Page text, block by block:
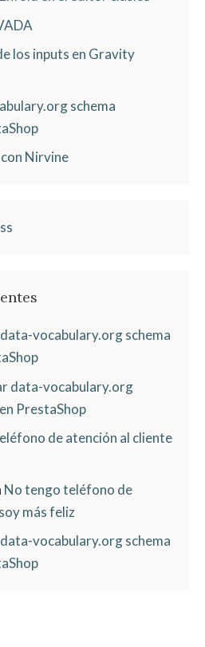
los inputs en Gravity
schema
Nirvine
vocabulary.org schema
data-vocabulary.org
PrestaShop
de atención al cliente
No tengo teléfono de
más feliz
vocabulary.org schema